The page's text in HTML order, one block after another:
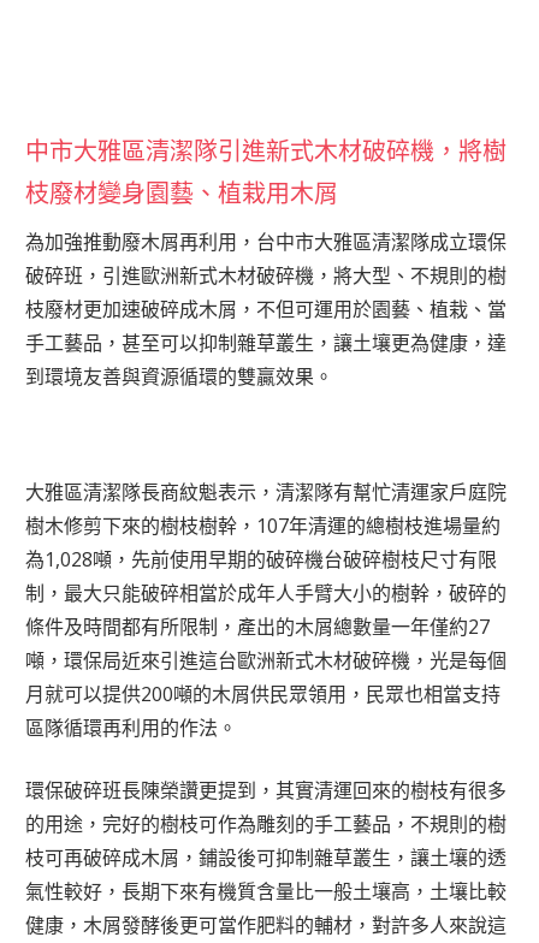
中市大雅區清潔隊引進新式木材破碎機，將樹
枝廢材變身園藝、植栽用木屑
為加強推動廢木屑再利用，台中市大雅區清潔隊成立環保
破碎班，引進歐洲新式木材破碎機，將大型、不規則的樹
枝廢材更加速破碎成木屑，不但可運用於園藝、植栽、當
手工藝品，甚至可以抑制雜草叢生，讓土壤更為健康，達
到環境友善與資源循環的雙贏效果。
大雅區清潔隊長商紋魁表示，清潔隊有幫忙清運家戶庭院
樹木修剪下來的樹枝樹幹，107年清運的總樹枝進場量約
為1,028噸，先前使用早期的破碎機台破碎樹枝尺寸有限
制，最大只能破碎相當於成年人手臂大小的樹幹，破碎的
條件及時間都有所限制，產出的木屑總數量一年僅約27
噸，環保局近來引進這台歐洲新式木材破碎機，光是每個
月就可以提供200噸的木屑供民眾領用，民眾也相當支持
區隊循環再利用的作法。
環保破碎班長陳榮讚更提到，其實清運回來的樹枝有很多
的用途，完好的樹枝可作為雕刻的手工藝品，不規則的樹
枝可再破碎成木屑，鋪設後可抑制雜草叢生，讓土壤的透
氣性較好，長期下來有機質含量比一般土壤高，土壤比較
健康，木屑發酵後更可當作肥料的輔材，對許多人來說這